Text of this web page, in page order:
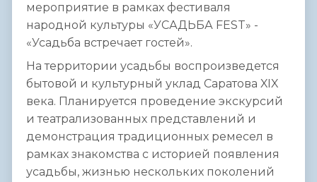
мероприятие в рамках фестиваля
народной культуры «УСАДЬБА FEST» -
«Усадьба встречает гостей».
На территории усадьбы воспроизведется
бытовой и культурный уклад Саратова XIX
века. Планируется проведение экскурсий
и театрализованных представлений и
демонстрация традиционных ремесел в
рамках знакомства с историей появления
усадьбы, жизнью нескольких поколений